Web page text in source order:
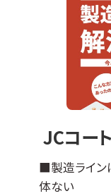
※ DLCとは
＊適応基材＊
ステンレス
ですが、不
も可能です。
その他の母材
ませ。
JCコー
■製造ライン
体ない